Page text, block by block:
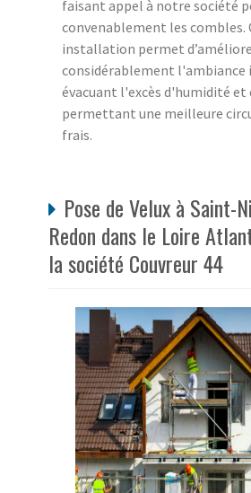
faisant appel à notre société
convenablement les combles.
installation permet
considérablement l'ambiance
évacuant l'excès d'humidité et
permettant une meilleure
frais.
Pose de Velux à Saint-
Redon dans le Loire
la société Couvreur 44